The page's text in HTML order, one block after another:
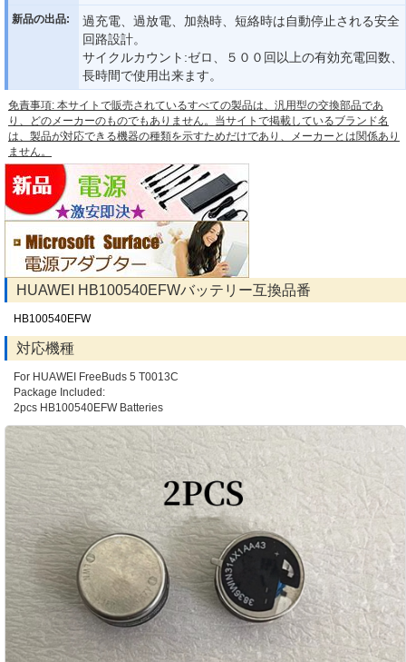
新品の出品:
過充電、過放電、加熱時、短絡時は自動停止される安全
回路設計。
サイクルカウント:ゼロ、５００回以上の有効充電回数、
長時間で使用出来ます。
免責事項: 本サイトで販売されているすべての製品は、汎用型の交換部品であ
り、どのメーカーのものでもありません。当サイトで掲載しているブランド名
は、製品が対応できる機器の種類を示すためだけであり、メーカーとは関係あり
ません。
HUAWEI HB100540EFWバッテリー互換品番
HB100540EFW
対応機種
For HUAWEI FreeBuds 5 T0013C
Package Included:
2pcs HB100540EFW Batteries